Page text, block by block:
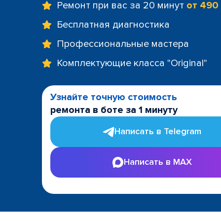
Ремонт при вас за 20 минут от
Бесплатная диагностика
Профессиональные мастера
Комплектующие класса "Original"
Узнайте точную стоимость
ремонта в боте за 1 минуту
Написать в Telegram
Написать в MAX